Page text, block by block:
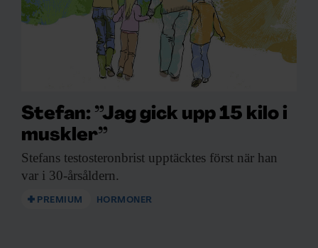
Stefan: ”Jag gick upp 15 kilo i
muskler”
Stefans testosteronbrist upptäcktes först när han
var i 30-årsåldern.
PREMIUM HORMONER